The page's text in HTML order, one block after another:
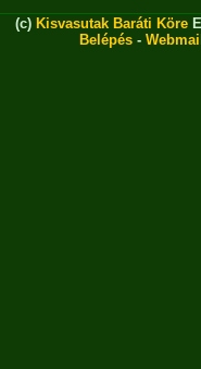
(c) Kisvasutak Baráti Köre
Belépés -